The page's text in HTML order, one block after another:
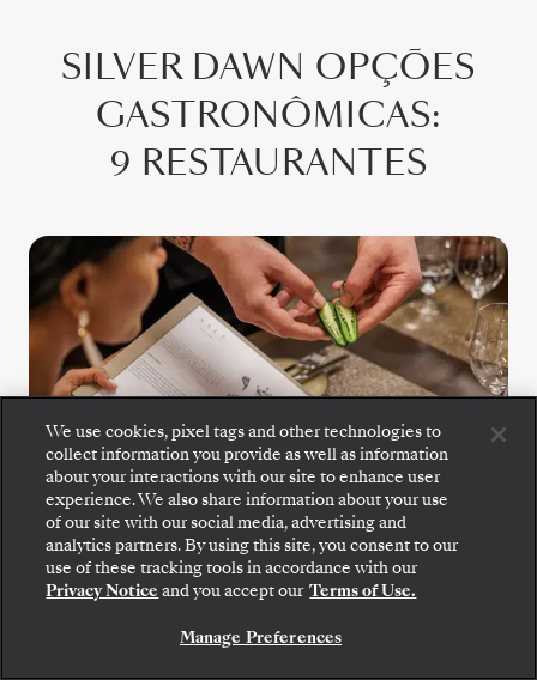
SILVER DAWN OPÇÕES
GASTRONÔMICAS:
9 RESTAURANTES
S.A.L.T. Kitchen
O S.A.L.T. Kitchen oferece um menu em
constante mudança inspirado no destino, com
especialidades regionais e sabores locais,
origem responsável. Com 160 vinhos
Embarque: escolha sua suíte e confira as tarifas e
os serviços inclusos antes de confirmar com
segurança sua viagem com a Silversea.
RESERVE A SUA SUITE
We use cookies, pixel tags and other technologies to
collect information you provide as well as information
about your interactions with our site to enhance user
experience. We also share information about your use
of our site with our social media, advertising and
analytics partners. By using this site, you consent to our
use of these tracking tools in accordance with our
Privacy Notice and you accept our Terms of Use.
Manage Preferences